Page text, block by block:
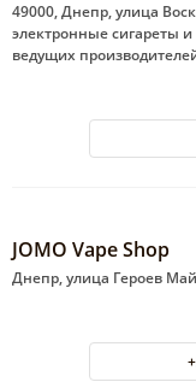
49000, Днепр, улица
электронные сигареты
ведущих
JOMO Vape Shop
Днепр, улица Героев